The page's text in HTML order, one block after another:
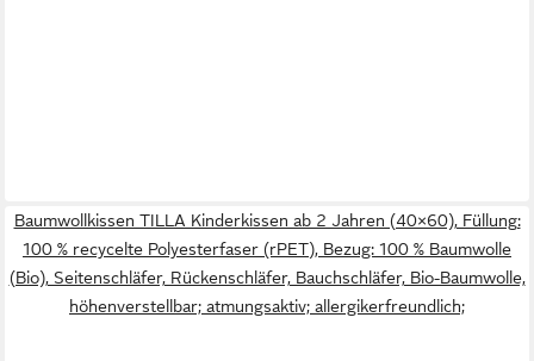
Baumwollkissen TILLA Kinderkissen ab 2 Jahren (40×60), Füllung:
100 % recycelte Polyesterfaser (rPET), Bezug: 100 % Baumwolle
(Bio), Seitenschläfer, Rückenschläfer, Bauchschläfer, Bio-Baumwolle,
höhenverstellbar; atmungsaktiv; allergikerfreundlich;